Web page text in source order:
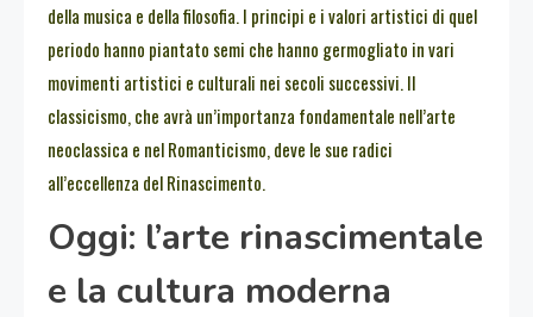
della musica e della filosofia. I principi e i valori artistici di quel
periodo hanno piantato semi che hanno germogliato in vari
movimenti artistici e culturali nei secoli successivi. Il
classicismo, che avrà un’importanza fondamentale nell’arte
neoclassica e nel Romanticismo, deve le sue radici
all’eccellenza del Rinascimento.
Oggi: l’arte rinascimentale
e la cultura moderna